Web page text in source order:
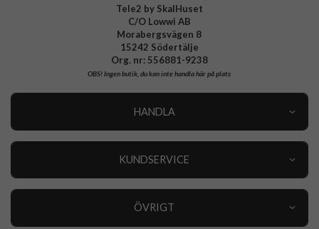
Tele2 by SkalHuset
C/O Lowwi AB
Morabergsvägen 8
15242 Södertälje
Org. nr: 556881-9238
OBS!Ingen butik, du kan inte handla här på plats
HANDLA
KUNDSERVICE
ÖVRIGT